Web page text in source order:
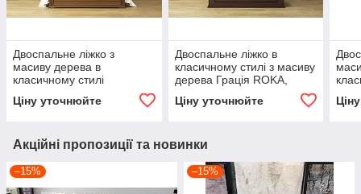
Двоспальне ліжко з
масиву дерева в
класичному стилі
темний горіх
Ціну уточнюйте
Двоспальне ліжко в
класичному стилі з масиву
дерева Грація ROKA,
Ціну уточнюйте
Акційні пропозиції та новинки
–15% –15%